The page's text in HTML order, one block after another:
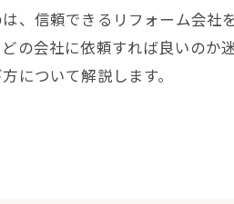
、信頼できるリフォーム会社
の会社に依頼すれば良いのか
について解説します。